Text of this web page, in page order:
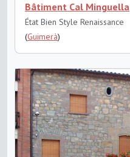
Bâtiment Cal Minguella
État Bien Style Renaissance
(Guimerà)